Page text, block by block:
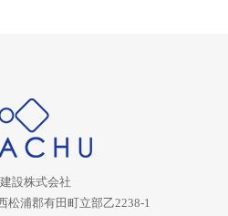
設株式会社
松浦郡有田町立部乙2238-1